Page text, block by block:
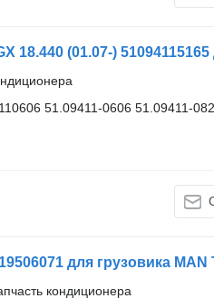
51.09411-0606 51.09411-
кондиционера